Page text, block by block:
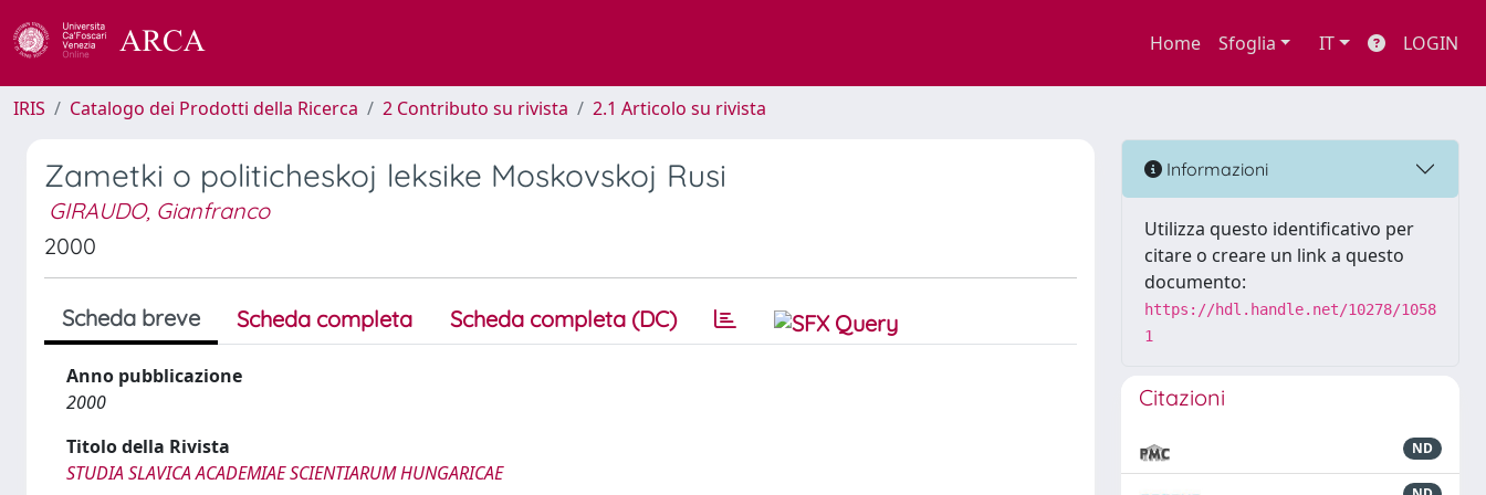
Home Sfoglia IT LOGIN
IRIS Catalogo dei Prodotti della Ricerca 2 Contributo su rivista 2.1 Articolo su rivista
Zametki o politicheskoj leksike Moskovskoj Rusi
GIRAUDO, Gianfranco
2000
Scheda breve Scheda completa Scheda completa (DC)
Anno pubblicazione
2000
Titolo della Rivista
STUDIA SLAVICA ACADEMIAE SCIENTIARUM HUNGARICAE
Informazioni
Utilizza questo identificativo per
citare o creare un link a questo
documento:
https://hdl.handle.net/10278/1058
1
Citazioni
ND